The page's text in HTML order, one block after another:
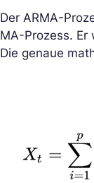
Der ARMA-
MA-Prozess. Er
Die genaue